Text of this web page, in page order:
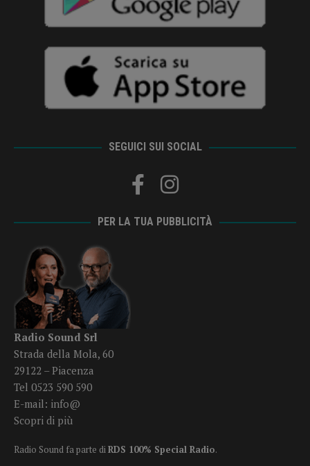
SEGUICI SUI SOCIAL
PER LA TUA PUBBLICITÀ
Radio Sound Srl
Strada della Mola, 60
29122 – Piacenza
Tel 0523 590 590
E-mail: info@
Scopri di più
Radio Sound fa parte di RDS 100% Special Radio.